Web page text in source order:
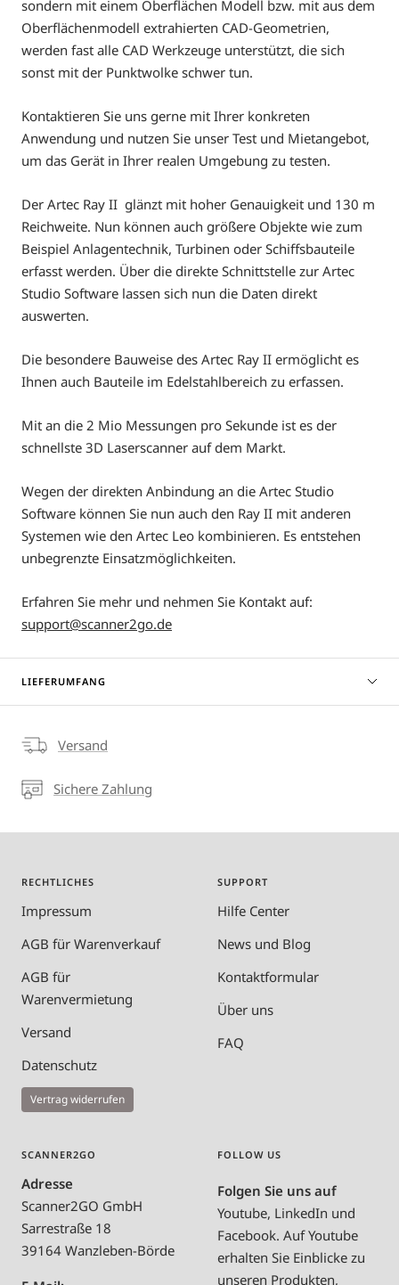
sondern mit einem Oberflächen Modell bzw. mit aus dem
Oberflächenmodell extrahierten CAD-Geometrien,
werden fast alle CAD Werkzeuge unterstützt, die sich
sonst mit der Punktwolke schwer tun.
Kontaktieren Sie uns gerne mit Ihrer konkreten
Anwendung und nutzen Sie unser Test und Mietangebot,
um das Gerät in Ihrer realen Umgebung zu testen.
Der Artec Ray II glänzt mit hoher Genauigkeit und 130 m
Reichweite. Nun können auch größere Objekte wie zum
Beispiel Anlagentechnik, Turbinen oder Schiffsbauteile
erfasst werden. Über die direkte Schnittstelle zur Artec
Studio Software lassen sich nun die Daten direkt
auswerten.
Die besondere Bauweise des Artec Ray II ermöglicht es
Ihnen auch Bauteile im Edelstahlbereich zu erfassen.
Mit an die 2 Mio Messungen pro Sekunde ist es der
schnellste 3D Laserscanner auf dem Markt.
Wegen der direkten Anbindung an die Artec Studio
Software können Sie nun auch den Ray II mit anderen
Systemen wie den Artec Leo kombinieren. Es entstehen
unbegrenzte Einsatzmöglichkeiten.
Erfahren Sie mehr und nehmen Sie Kontakt auf:
support@scanner2go.de
LIEFERUMFANG
Versand
Sichere Zahlung
RECHTLICHES
Impressum
AGB für Warenverkauf
AGB für
Warenvermietung
Versand
Datenschutz
Vertrag widerrufen
SUPPORT
Hilfe Center
News und Blog
Kontaktformular
Über uns
FAQ
SCANNER2GO
Adresse
Scanner2GO GmbH
Sarrestraße 18
39164 Wanzleben-Börde
FOLLOW US
Folgen Sie uns auf
Youtube, LinkedIn und
Facebook. Auf Youtube
erhalten Sie Einblicke zu
unseren Produkten,